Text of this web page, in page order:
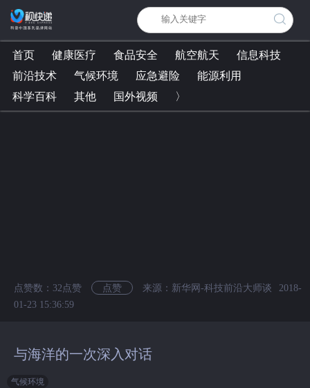
首页 健康医疗 食品安全 航空航天
信息科技
前沿技术
气候环境 应急避险
能源利用
科学百科
其他 国外视频 〉
点赞数： 32 点赞 点赞 来源：新华网-科技前沿大师谈
2018-
01-23 15:36:59
与海洋的一次深入对话
气候环境